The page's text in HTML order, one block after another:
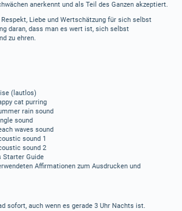
anerkennt und als Teil des Ganzen akzeptiert.
Liebe und Wertschätzung für sich selbst
daran, dass man es wert ist, sich selbst
zu ehren.
(lautlos)
cat purring
rain sound
sound
waves sound
sound 1
sound 2
Starter Guide
Affirmationen zum Ausdrucken und
sofort, auch wenn es gerade 3 Uhr Nachts ist.